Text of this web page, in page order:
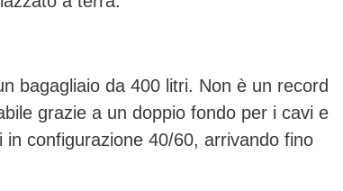
bagagliaio da 400 litri. Non è un record
grazie a un doppio fondo per i cavi e
configurazione 40/60, arrivando fino